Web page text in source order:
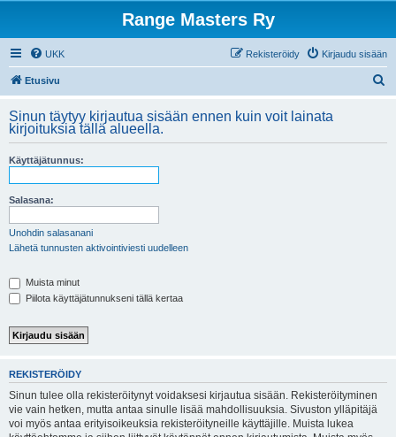
Range Masters Ry
UKK Kirjaudu sisään
Rekisteröidy
Etusivu
i
Sinun täytyy kirjautua sisään ennen kuin voit lainata
kirjoituksia tällä alueella.
Käyttäjätunnus:
Salasana:
Unohdin salasanani
Lähetä tunnusten aktivointiviesti uudelleen
Muista minut
Piilota käyttäjätunnukseni tällä kertaa
REKISTERÖIDY
Sinun tulee olla rekisteröitynyt voidaksesi kirjautua sisään. Rekisteröityminen
vie vain hetken, mutta antaa sinulle lisää mahdollisuuksia. Sivuston ylläpitäjä
voi myös antaa erityisoikeuksia rekisteröityneille käyttäjille. Muista lukea